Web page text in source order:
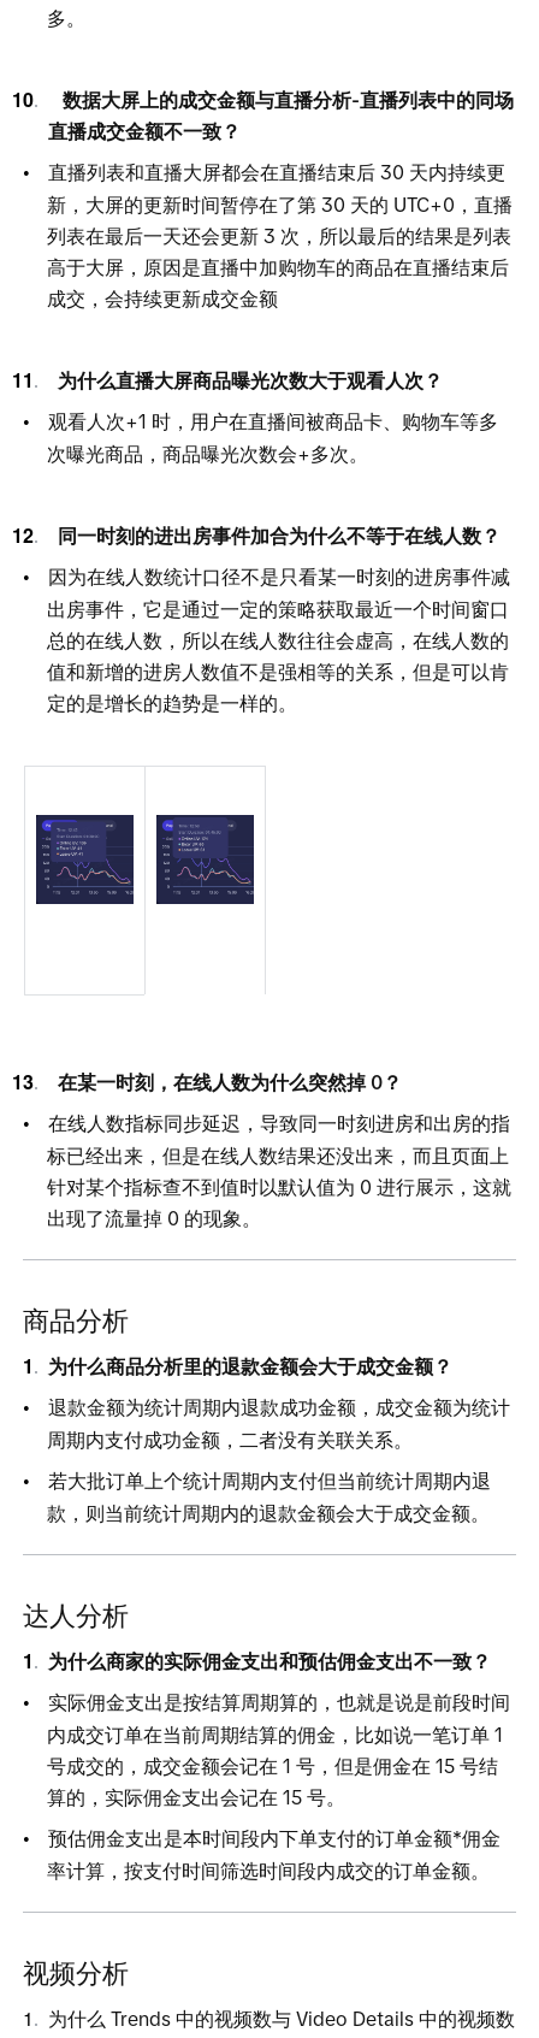
多。
   数据大屏上的成交金额与直播分析-直播列表中的同场
直播成交金额不一致？
直播列表和直播大屏都会在直播结束后30 天内持续更
新，大屏的更新时间暂停在了第30 天的 UTC+0，直播
列表在最后一天还会更新3 次，所以最后的结果是列表
高于大屏，原因是直播中加购物车的商品在直播结束后
成交，会持续更新成交金额
  为什么直播大屏商品曝光次数大于观看人次？
观看人次+1 时，用户在直播间被商品卡、购物车等多
次曝光商品，商品曝光次数会+多次。
  同一时刻的进出房事件加合为什么不等于在线人数？
因为在线人数统计口径不是只看某一时刻的进房事件减
出房事件，它是通过一定的策略获取最近一个时间窗口
总的在线人数，所以在线人数往往会虚高，在线人数的
值和新增的进房人数值不是强相等的关系，但是可以肯
定的是增长的趋势是一样的。
  在某一时刻，在线人数为什么突然
掉 0？
在线人数指标同步延迟，导致同一时刻进房和出房的指
标已经出来，但是在线人数结果还没出来，而且页面上
针对某个指标查不到值时以默认值为 0进行展示，这就
出现了流量掉 0 的现象。
商品分析
为什么商品分析里的退款金额会大于成交金额？
退款金额为统计周期内退款成功金额，成交金额为统计
周期内支付成功金额，二者没有关联关系。
若大批订单上个统计周期内支付但当前统计周期内退
款，则当前统计周期内的退款金额会大于成交金额。
达人分析
为什么商家的实际佣金支出和预估佣金支出不一致？
实际佣金支出是按结算周期算的，也就是说是前段时间
内成交订单在当前周期结算的佣金，比如说一笔订单1
号成交的，成交金额会记在1号，但是佣金在15号结
算的，实际佣金支出会记在15号。
预估佣金支出是本时间段内下单支付的订单金额*佣金
率计算，按支付时间筛选时间段内成交的订单金额。
视频分析
为什么Trends中的视频数与Video Details中的视频数